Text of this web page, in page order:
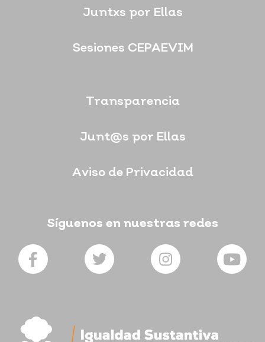
Juntxs por Ellas
Sesiones CEPAEVIM
Transparencia
Junt@s por Ellas
Aviso de Privacidad
Síguenos en nuestras redes